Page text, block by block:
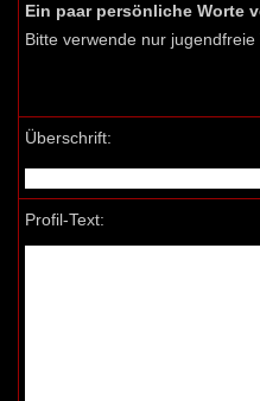
Ein paar persönliche Worte
Bitte verwende nur jugendfreie
Überschrift:
Profil-Text: